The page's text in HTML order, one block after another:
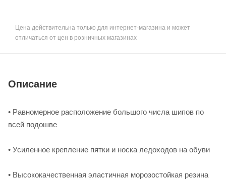
Цена действительна только для интернет-магазина и может
отличаться от цен в розничных магазинах
Описание
• Равномерное расположение большого числа шипов по
всей подошве
• Усиленное крепление пятки и носка ледоходов на обуви
• Высококачественная эластичная морозостойкая резина